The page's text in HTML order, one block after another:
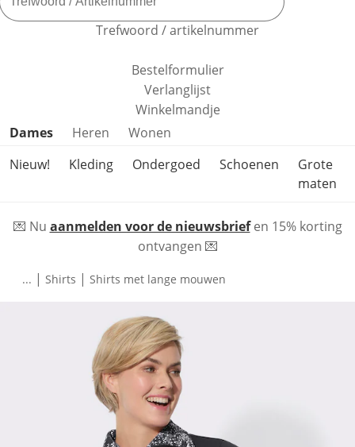
Trefwoord / artikelnummer
Bestelformulier
Verlanglijst
Winkelmandje
Productcategorieën overslaan
Dames Heren
Wonen
Nieuw!
Kleding Ondergoed Schoenen
Grote
maten
💌 Nu aanmelden voor de nieuwsbriefen 15% korting
ontvangen 💌
... | Shirts | Shirts met lange mouwen